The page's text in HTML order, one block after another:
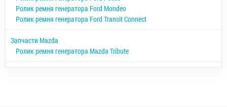
Ролик ремня генератора Ford Mondeo
Ролик ремня генератора Ford Transit Connect
Запчасти Mazda
Ролик ремня генератора Mazda Tribute